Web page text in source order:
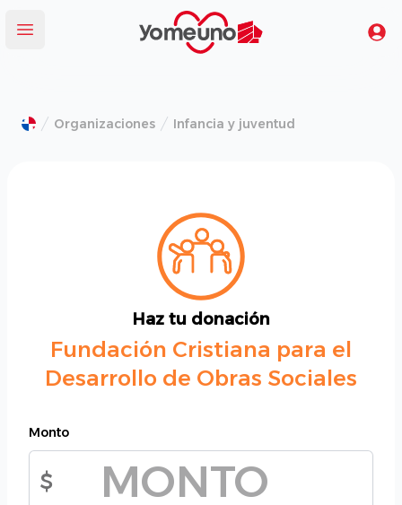
Abrir menú
Yomeuno.com
Organizaciones Infancia y juventud
Haz tu donación
Fundación Cristiana para el
Desarrollo de Obras Sociales
Monto
Monto de la donación
$